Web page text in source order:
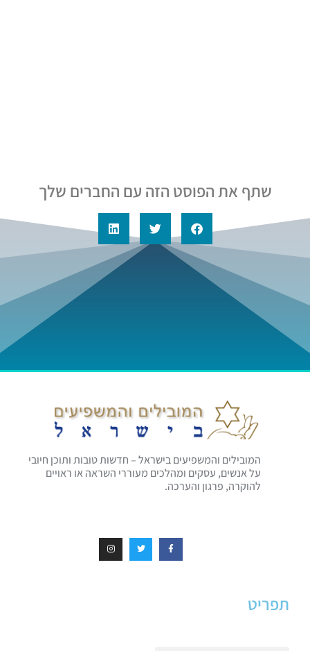
שתף את הפוסט הזה עם החברים שלך
המובילים והמשפיעים בישראל – חדשות טובות ותוכן חיובי
על אנשים, עסקים ומהלכים מעוררי השראה או ראויים
להוקרה, פרגון והערכה.
תפריט